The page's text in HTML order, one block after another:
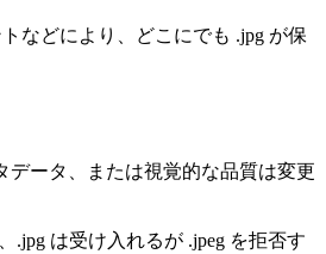
などにより、どこにでも .jpg が保
データ、または視覚的な品質は変更
.jpg は受け入れるが .jpeg を拒否す